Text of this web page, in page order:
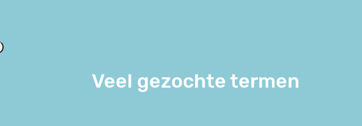
Veel gezochte termen